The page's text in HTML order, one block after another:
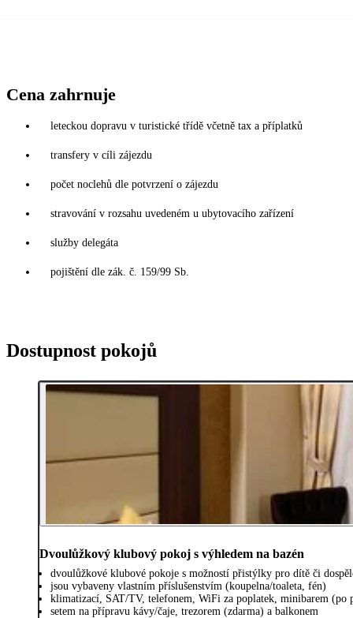
Cena zahrnuje
leteckou dopravu v turistické třídě včetně tax a příplatků
transfery v cíli zájezdu
počet noclehů dle potvrzení o zájezdu
stravování v rozsahu uvedeném u ubytovacího zařízení
služby delegáta
pojištění dle zák. č. 159/99 Sb.
Dostupnost pokojů
Dvoulůžkový klubový pokoj s výhledem na bazén
dvoulůžkové klubové pokoje s možností přistýlky pro dítě či
jsou vybaveny vlastním příslušenstvím (koupelna/toaleta, fén)
klimatizací, SAT/TV, telefonem, WiFi za poplatek, minibarem (po
setem na přípravu kávy/čaje, trezorem (zdarma) a balkonem